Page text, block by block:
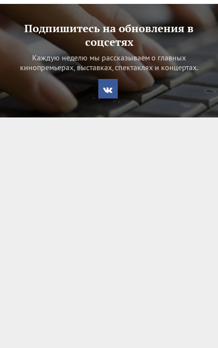
Подпишитесь на обновления в
соцсетях
Каждую неделю мы рассказываем о главных
кинопремьерах, выставках, спектаклях и концертах.